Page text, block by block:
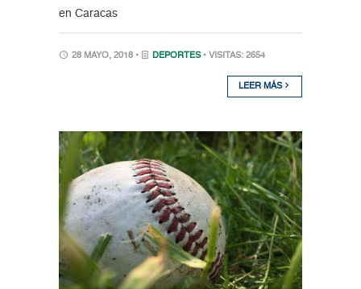
en Caracas
28 MAYO, 2018 • DEPORTES • VISITAS: 2654
LEER MÁS